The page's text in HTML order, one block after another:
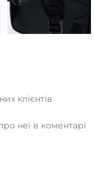
клієнтів
неї в коментарі